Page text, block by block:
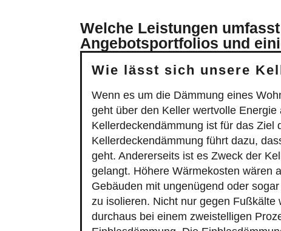
Angebotsportfolios und
Wie lässt sich unsere
Wenn es um die Dämmung eines
Kellerdeckendämmung ist für das Ziel
Kellerdeckendämmung führt dazu,
geht. Andererseits ist es Zweck der
gelangt. Höhere Wärmekosten wären
Gebäuden mit ungenügend oder
zu isolieren. Nicht nur gegen Fußkälte
durchaus bei einem zweistelligen
Einblasdämmung. Die
Verfahren nutzt man